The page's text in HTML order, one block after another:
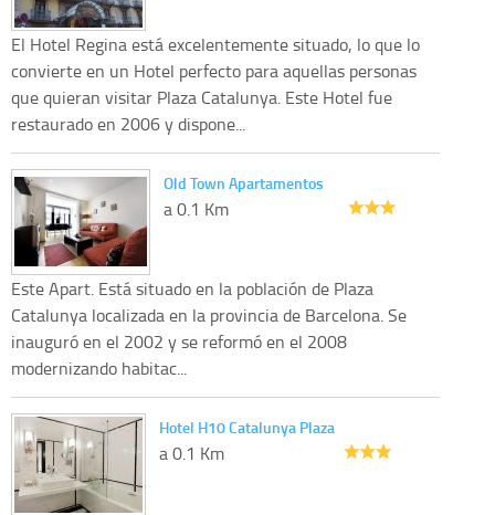
El Hotel Regina está excelentemente situado, lo que lo
convierte en un Hotel perfecto para aquellas personas
que quieran visitar Plaza Catalunya. Este Hotel fue
restaurado en 2006 y dispone...
Old Town Apartamentos
a 0.1 Km
Este Apart. Está situado en la población de Plaza
Catalunya localizada en la provincia de Barcelona. Se
inauguró en el 2002 y se reformó en el 2008
modernizando habitac...
Hotel H10 Catalunya Plaza
a 0.1 Km